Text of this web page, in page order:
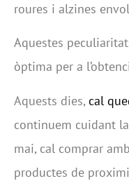
roures i alzines
Aquestes
òptima per a
Aquests dies, cal
continuem cuidant
mai, cal comprar
productes de